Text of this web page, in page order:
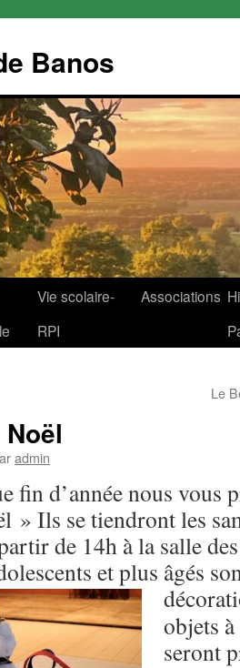
Banos
Vie scolaire-
RPI
Associations
Le
admin
fin d’année nous vous
» Ils se tiendront les
de 14h à la salle
et plus âgés
objets
seront